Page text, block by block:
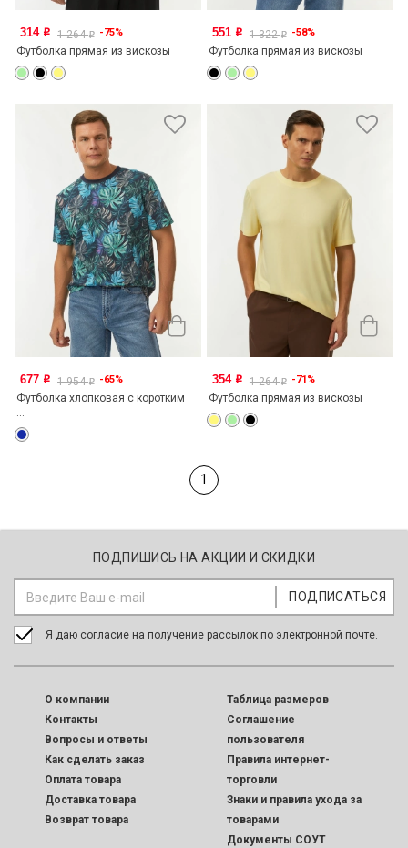
314 o 1 264o -75%
Футболка прямая из вискозы
551 o 1 322o -58%
Футболка прямая из вискозы
677 o 1 954o -65%
Футболка хлопковая с коротким
354 o 1 264o -71%
Футболка прямая из вискозы
1
ПОДПИШИСЬ НА АКЦИИ И СКИДКИ
Я даю согласие на получение рассылок по электронной почте.
O компании
Контакты
Вопросы и ответы
Как сделать заказ
Оплата товара
Доставка товара
Возврат товара
Таблица размеров
Соглашение
пользователя
Правила интернет-
торговли
Знаки и правила ухода за
товарами
Документы СОУТ